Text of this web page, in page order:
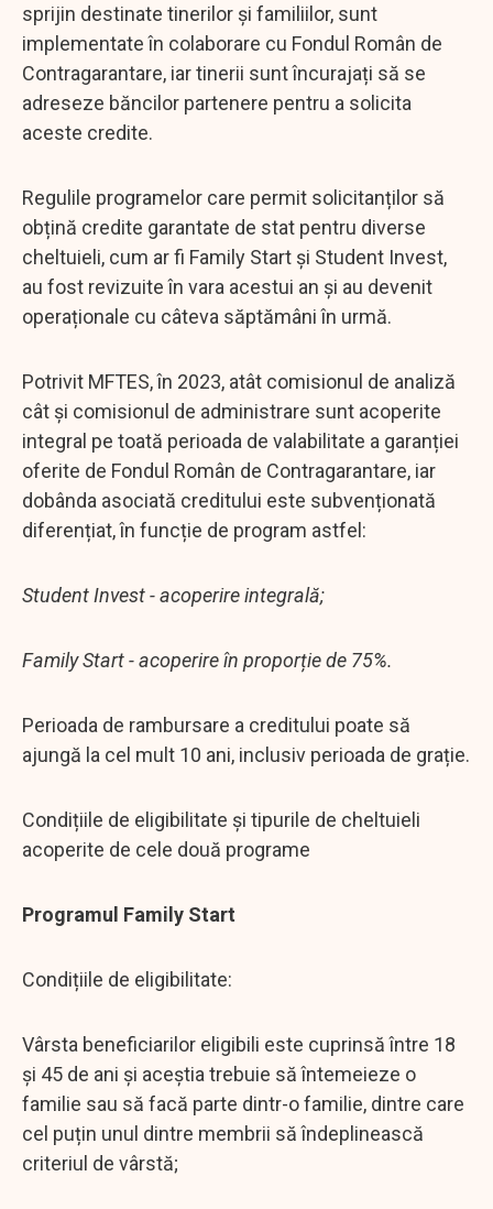
sprijin destinate tinerilor și familiilor, sunt
implementate în colaborare cu Fondul Român de
Contragarantare, iar tinerii sunt încurajați să se
adreseze băncilor partenere pentru a solicita
aceste credite.
Regulile programelor care permit solicitanților să
obțină credite garantate de stat pentru diverse
cheltuieli, cum ar fi Family Start și Student Invest,
au fost revizuite în vara acestui an și au devenit
operaționale cu câteva săptămâni în urmă.
Potrivit MFTES, în 2023, atât comisionul de analiză
cât și comisionul de administrare sunt acoperite
integral pe toată perioada de valabilitate a garanției
oferite de Fondul Român de Contragarantare, iar
dobânda asociată creditului este subvenționată
diferențiat, în funcție de program astfel:
Student Invest - acoperire integrală;
Family Start - acoperire în proporție de 75%.
Perioada de rambursare a creditului poate să
ajungă la cel mult 10 ani, inclusiv perioada de grație.
Condițiile de eligibilitate și tipurile de cheltuieli
acoperite de cele două programe
Programul Family Start
Condițiile de eligibilitate:
Vârsta beneficiarilor eligibili este cuprinsă între 18
și 45 de ani și aceștia trebuie să întemeieze o
familie sau să facă parte dintr-o familie, dintre care
cel puțin unul dintre membrii să îndeplinească
criteriul de vârstă;